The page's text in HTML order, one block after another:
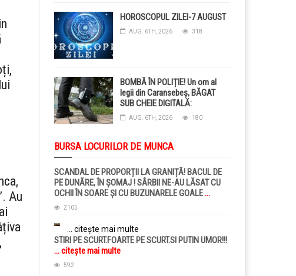
Au
HOROSCOPUL ZILEI-7 AUGUST
AUG. 6TH, 2026 318
BOMBĂ ÎN POLIȚIE! Un om al
legii din Caransebeș, BĂGAT
SUB CHEIE DIGITALĂ:
Judecătorii i-au pus BRĂȚARĂ
ELECTRONICĂ la picior!
AUG. 6TH, 2026 180
BURSA LOCURILOR DE MUNCA
SCANDAL DE PROPORȚII LA GRANIȚĂ! BACUL DE
PE DUNĂRE, ÎN ȘOMAJ ! SÂRBII NE-AU LĂSAT CU
OCHII ÎN SOARE ȘI CU BUZUNARELE GOALE...
citește mai multe
2105
... citește mai multe
STIRI PE SCURT.FOARTE PE SCURT.SI PUTIN UMOR!!!
... citește mai multe
592